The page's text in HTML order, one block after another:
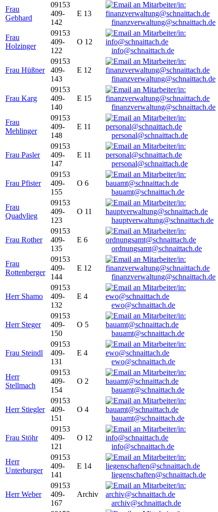
Frau
Gebhard
09153
409-
142
E 13
finanzverwaltung@schnaittach.de
Frau
Holzinger
09153
409-
122
O 12
info@schnaittach.de
Frau Hüßner
09153
409-
143
E 12
finanzverwaltung@schnaittach.de
Frau Karg
09153
409-
140
E 15
finanzverwaltung@schnaittach.de
Frau
Mehlinger
09153
409-
148
E 11
personal@schnaittach.de
Frau Pasler
09153
409-
147
E 11
personal@schnaittach.de
Frau Pfister
09153
409-
155
O 6
bauamt@schnaittach.de
Frau
Quadvlieg
09153
409-
123
O 11
hauptverwaltung@schnaittach.de
Frau Rother
09153
409-
135
E 6
ordnungsamt@schnaittach.de
Frau
Rottenberger
09153
409-
144
E 12
finanzverwaltung@schnaittach.de
Herr Shamo
09153
409-
132
E 4
ewo@schnaittach.de
Herr Steger
09153
409-
150
O 5
bauamt@schnaittach.de
Frau Steindl
09153
409-
131
E 4
ewo@schnaittach.de
Herr
Stellmach
09153
409-
154
O 2
bauamt@schnaittach.de
Herr Stiegler
09153
409-
151
O 4
bauamt@schnaittach.de
Frau Stöhr
09153
409-
121
O 12
info@schnaittach.de
Herr
Unterburger
09153
409-
141
E 14
liegenschaften@schnaittach.de
Herr Weber
09153
409-
167
Archiv
archiv@schnaittach.de